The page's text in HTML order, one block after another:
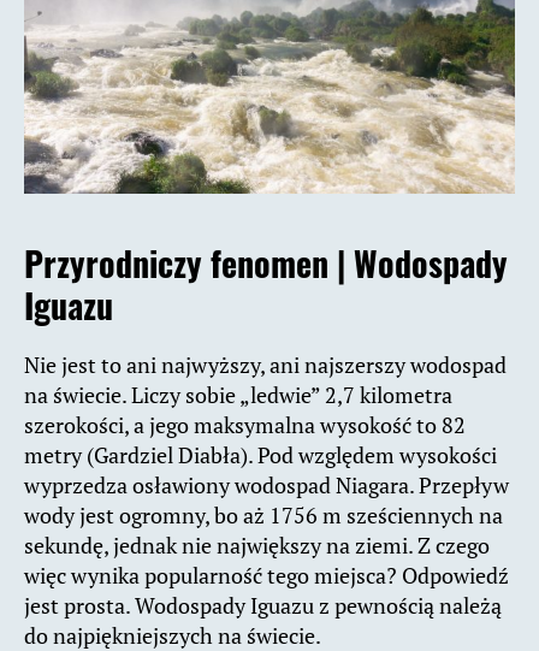
Przyrodniczy fenomen |Wodospady
Iguazu
Nie jest to ani najwyższy, ani najszerszy wodospad
na świecie. Liczy sobie „ledwie” 2,7 kilometra
szerokości, a jego maksymalna wysokość to 82
metry (Gardziel Diabła). Pod względem wysokości
wyprzedza osławiony wodospad Niagara. Przepływ
wody jest ogromny, bo aż 1756 m sześciennych na
sekundę, jednak nie największy na ziemi. Z czego
więc wynika popularność tego miejsca? Odpowiedź
jest prosta. Wodospady Iguazu z pewnością należą
do najpiękniejszych na świecie.